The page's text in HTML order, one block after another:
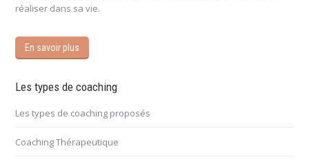
réaliser dans sa vie.
En savoir plus
Les types de coaching
Les types de coaching proposés
Coaching Thérapeutique